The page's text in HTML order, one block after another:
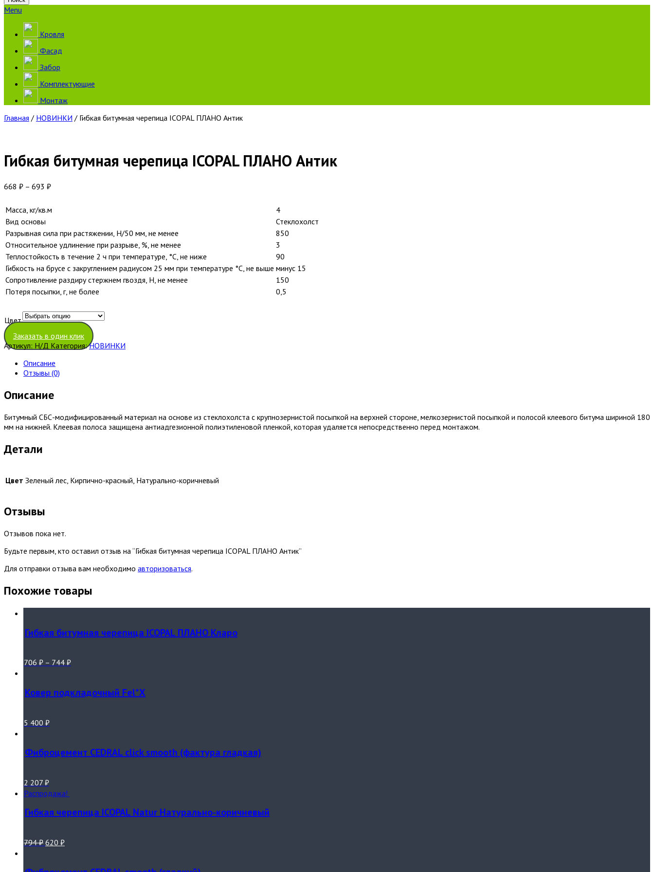
Menu
Кровля
Фасад
Забор
Комплектующие
Монтаж
Главная / НОВИНКИ / Гибкая битумная черепица ICOPAL ПЛАНО Антик
Гибкая битумная черепица ICOPAL ПЛАНО Антик
668 ₽ – 693 ₽
Масса, кг/кв.м
4
Вид основы
Стеклохолст
Разрывная сила при растяжении, Н/50 мм, не менее
850
Относительное удлинение при разрыве, %, не менее
3
Теплостойкость в течение 2 ч при температуре, °С, не ниже
90
Гибкость на брусе с закруглением радиусом 25 мм при температуре °С, не выше минус 15
Сопротивление раздиру стержнем гвоздя, Н, не менее
150
Потеря посыпки, г, не более
0,5
Цвет
Очистить
Заказать в один клик
Артикул: Н/Д Категория:НОВИНКИ
Описание
Отзывы (0)
Описание
Битумный СБС-модифицированный материал на основе из стеклохолста с крупнозернистой посыпкой на верхней стороне, мелкозернистой посыпкой и полосой клеевого битума шириной 180
мм на нижней. Клеевая полоса защищена антиадгезионной полиэтиленовой пленкой, которая удаляется непосредственно перед монтажом.
Детали
Цвет Зеленый лес, Кирпично-красный, Натурально-коричневый
Отзывы
Отзывов пока нет.
Будьте первым, кто оставил отзыв на “Гибкая битумная черепица ICOPAL ПЛАНО Антик”
Для отправки отзыва вам необходимо авторизоваться.
Похожие товары
Гибкая битумная черепица ICOPAL ПЛАНО Кларо
706 ₽ – 744 ₽
Ковер подкладочный Fel*Х
5 400 ₽
Фиброцемент CEDRAL click smooth (фактура гладкая)
2 207 ₽
Распродажа!
Гибкая черепица ICOPAL Natur Натурально-коричневый
794₽ 620 ₽